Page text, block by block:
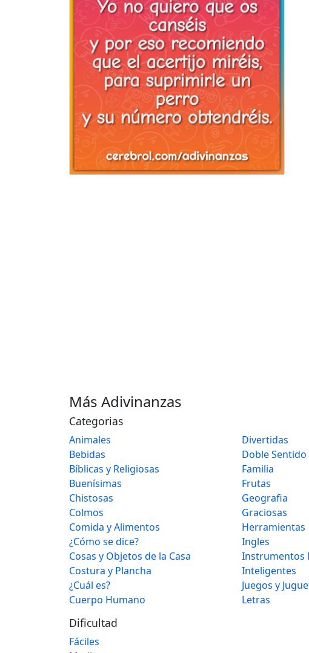
Más Adivinanzas
Categorias
Animales
Bebidas
Bíblicas y Religiosas
Buenísimas
Chistosas
Colmos
Comida y Alimentos
¿Cómo se dice?
Cosas y Objetos de la Casa
Costura y Plancha
¿Cuál es?
Cuerpo Humano
Divertidas
Doble Sentido
Familia
Frutas
Geografia
Graciosas
Herramientas
Ingles
Instrumentos
Inteligentes
Juegos y
Letras
Dificultad
Fáciles